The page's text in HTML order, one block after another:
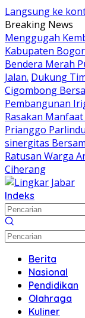
Langsung ke
Breaking News
Menggugah
Kabupaten
Bendera Merah
Jalan. Dukung
Cigombong
Pembangunan
Rasakan
Prianggo
sinergitas
Ratusan Warga
Ciherang
Indeks
Berita
Nasional
Pendidikan
Olahraga
Kuliner